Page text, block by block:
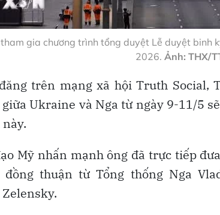
gia chương trình tổng duyệt Lễ duyệt binh
2026. Ảnh: THX/
trên mạng xã hội Truth Social,
Ukraine và Nga từ ngày 9-11/5
Mỹ nhấn mạnh ông đã trực tiếp
đồng thuận từ Tổng thống Nga